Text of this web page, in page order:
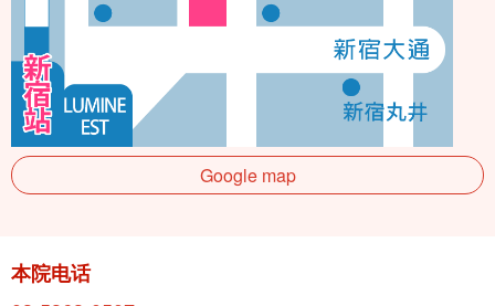
Google map
本院电话